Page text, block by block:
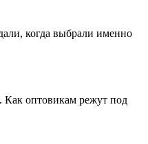
когда выбрали именно
Как оптовикам режут под